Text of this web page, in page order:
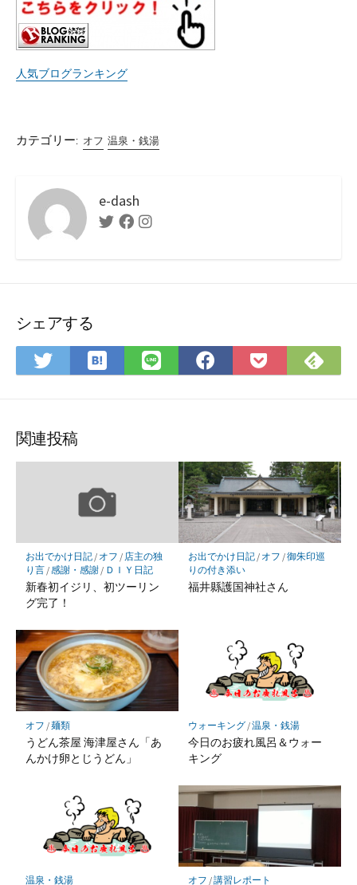
人気ブログランキング
カテゴリー: オフ 温泉・銭湯
e-dash
TwitterFacebookInstagram
シェアする
Twitter
で
ア
は
て
ー
ク
保
存
LINE
で
Facebook
で
Pocket
に
で
関連投稿
お出でかけ日記/ オフ / 店主の独
り言/感謝・感謝/ ＤＩＹ日記
新春初イジリ、初ツーリン
グ完了！
お出でかけ日記/ オフ /御朱印巡
りの付き添い
福井縣護国神社さん
オフ /麺類
うどん茶屋 海津屋さん「あ
んかけ卵とじうどん」
ウォーキング/温泉・銭湯
今日のお疲れ風呂＆ウォー
キング
温泉・銭湯 オフ /講習レポート